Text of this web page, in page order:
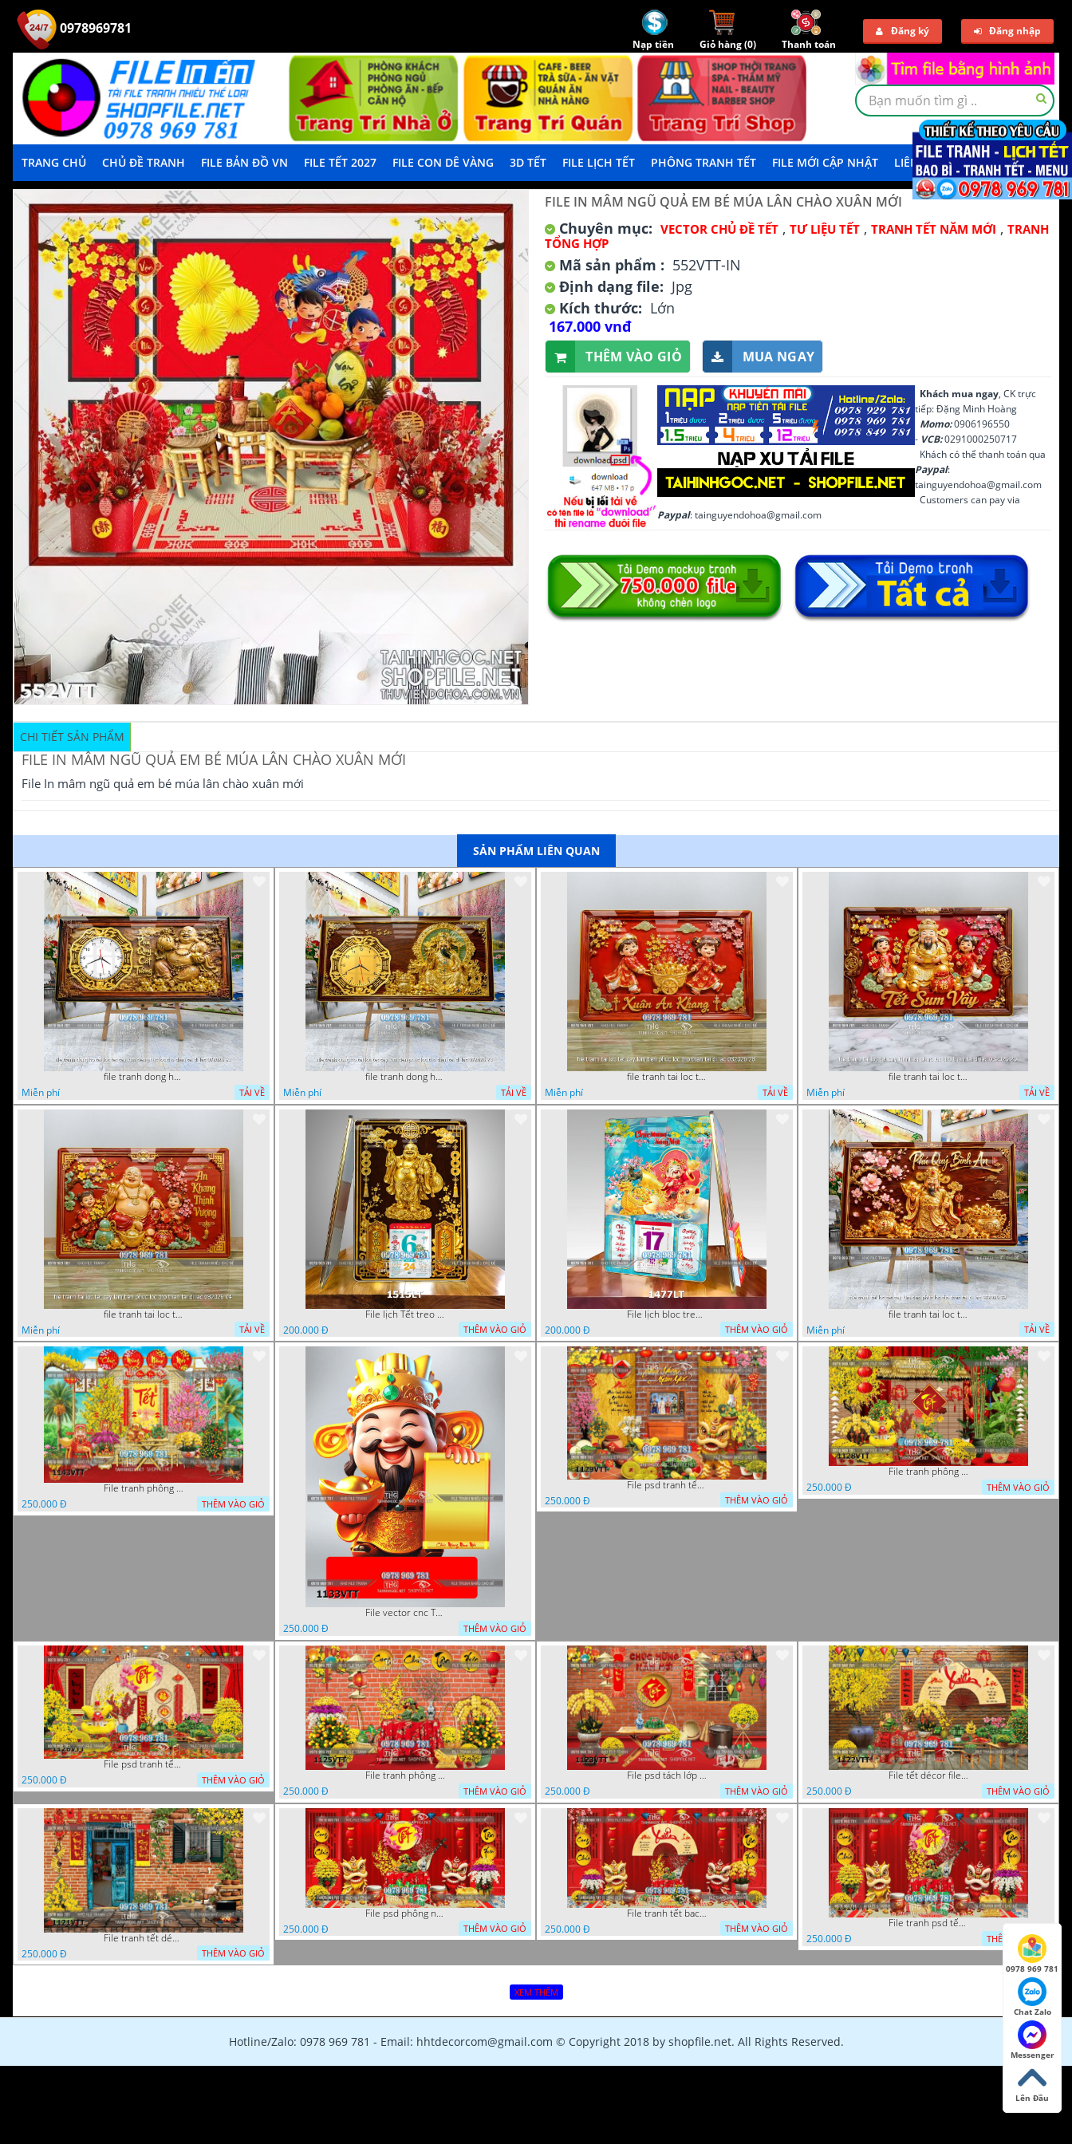
0978969781
Nạp tiền Giỏ hàng (0) Thanh toán
Đăng ký Đăng nhập
TRANG CHỦ CHỦ ĐỀ TRANH FILE BẢN ĐỒ VN FILE TẾT 2027 FILE CON DÊ VÀNG 3D TẾT FILE LỊCH TẾT PHÔNG TRANH TẾT FILE MỚI CẬP NHẬT LIÊN HỆ TẢI DEMO
FILE IN MÂM NGŨ QUẢ EM BÉ MÚA LÂN CHÀO XUÂN MỚI
Chuyên mục: VECTOR CHỦ ĐỀ TẾT ,TƯ LIỆU TẾT ,TRANH TẾT NĂM MỚI ,TRANH
TỔNG HỢP
Mã sản phẩm : 552VTT-IN
Định dạng file: Jpg
Kích thước: Lớn
167.000 vnđ
THÊM VÀO GIỎ MUA NGAY
Khách mua ngay, CK trực
tiếp: Đặng Minh Hoàng
Momo:0906196550
- VCB:0291000250717
Khách có thể thanh toán qua
Paypal:
tainguyendohoa@gmail.com
Customers can pay via
Paypal: tainguyendohoa@gmail.com
CHI TIẾT SẢN PHẨM
FILE IN MÂM NGŨ QUẢ EM BÉ MÚA LÂN CHÀO XUÂN MỚI
File In mâm ngũ quả em bé múa lân chào xuân mới
SẢN PHẨM LIÊN QUAN
file tranh dong ho tai loc tet cay kim tien phuc loc tho than tai di lac 072026 93
Miễn phí
TẢI VỀ
file tranh dong ho tai loc tet cay kim tien phuc loc tho than tai di lac 072026 70
Miễn phí
TẢI VỀ
file tranh tai loc tet cay kim tien phuc loc tho than tai di lac 082026 28
Miễn phí
TẢI VỀ
file tranh tai loc tet cay kim tien phuc loc tho than tai di lac 082026 20
Miễn phí
TẢI VỀ
file tranh tai loc tet cay kim tien phuc loc tho than tai di lac 082026 04
Miễn phí
TẢI VỀ
File lịch Tết treo tường di lặc vàng gold 1515LT
200.000 Đ
THÊM VÀO GIỎ
File lịch bloc treo tường thần tài cưỡi cá chép thuận buồm xuôi gió 1477LT
200.000 Đ
THÊM VÀO GIỎ
file tranh tai loc tet cay kim tien phuc loc tho than tai di lac 072026 39
Miễn phí
TẢI VỀ
File tranh phông nền background tết chụp hình chụp ảnh tết thần tài mai đào xuân 1143VTT
250.000 Đ
THÊM VÀO GIỎ
File vector cnc Tết thần tài lịch tài lộc cầm vàng tết 1133VTT
250.000 Đ
THÊM VÀO GIỎ
File psd tranh tết năm mới background phông nền tết mai đào bánh tét 1129VTT
250.000 Đ
THÊM VÀO GIỎ
File tranh phông nền background décor tết 1128VTT
250.000 Đ
THÊM VÀO GIỎ
File psd tranh tết năm mới phông nền chụp hình tết décor 1126VTT
250.000 Đ
THÊM VÀO GIỎ
File tranh phông chụp hình tết file background tranh tết 1125VTT
250.000 Đ
THÊM VÀO GIỎ
File psd tách lớp tranh tết phông nền background trang trí 1123VTT
250.000 Đ
THÊM VÀO GIỎ
File tết décor file tranh background chụp hình tết 1122VTT
250.000 Đ
THÊM VÀO GIỎ
File tranh tết décor trang trí quán cà phê 1121VTT
250.000 Đ
THÊM VÀO GIỎ
File psd phông nền trang trí tết background chụp hình tết 1120VTT
250.000 Đ
THÊM VÀO GIỎ
File tranh tết background phông chụp hình tết tất niên 1119VTT
250.000 Đ
THÊM VÀO GIỎ
File tranh psd tết phông nền background tết 1116VTT
250.000 Đ
THÊM VÀO GIỎ
XEM THÊM
Hotline/Zalo: 0978 969 781 - Email: hhtdecorcom@gmail.com © Copyright 2018 by shopfile.net. All Rights Reserved.
0978 969 781
Chat Zalo
Messenger
Lên Đầu